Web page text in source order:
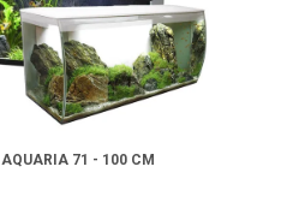
AQUARIA 71 - 100 CM